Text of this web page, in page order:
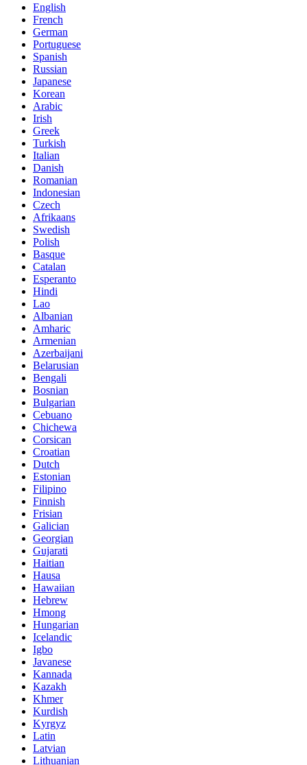
English
French
German
Portuguese
Spanish
Russian
Japanese
Korean
Arabic
Irish
Greek
Turkish
Italian
Danish
Romanian
Indonesian
Czech
Afrikaans
Swedish
Polish
Basque
Catalan
Esperanto
Hindi
Lao
Albanian
Amharic
Armenian
Azerbaijani
Belarusian
Bengali
Bosnian
Bulgarian
Cebuano
Chichewa
Corsican
Croatian
Dutch
Estonian
Filipino
Finnish
Frisian
Galician
Georgian
Gujarati
Haitian
Hausa
Hawaiian
Hebrew
Hmong
Hungarian
Icelandic
Igbo
Javanese
Kannada
Kazakh
Khmer
Kurdish
Kyrgyz
Latin
Latvian
Lithuanian